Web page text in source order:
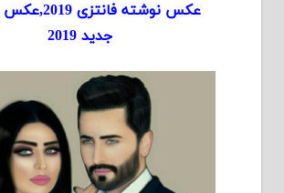
عکس نوشته
جدید 2019